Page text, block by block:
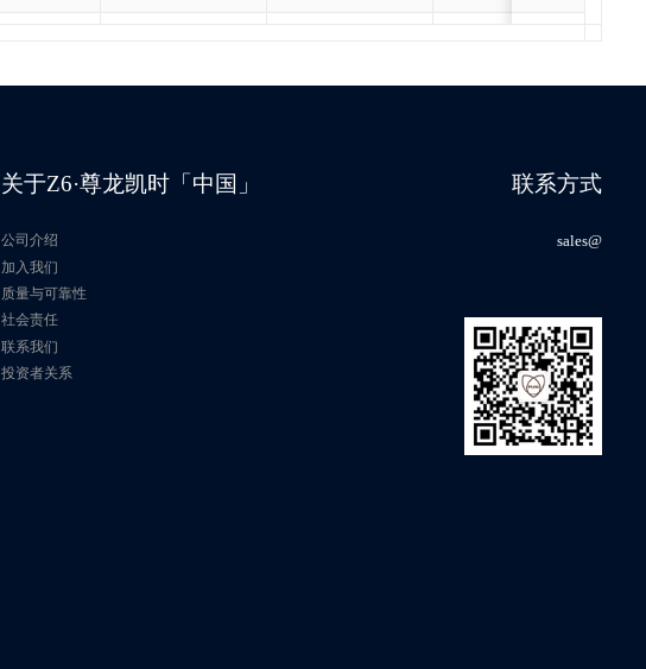
关于Z6·尊龙凯时「中国」
公司介绍
加入我们
质量与可靠性
社会责任
联系我们
投资者关系
联系方式
sales@